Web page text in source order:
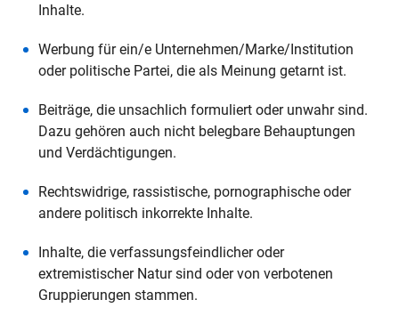
Inhalte.
Werbung für ein/e Unternehmen/Marke/Institution
oder politische Partei, die als Meinung getarnt ist.
Beiträge, die unsachlich formuliert oder unwahr sind.
Dazu gehören auch nicht belegbare Behauptungen
und Verdächtigungen.
Rechtswidrige, rassistische, pornographische oder
andere politisch inkorrekte Inhalte.
Inhalte, die verfassungsfeindlicher oder
extremistischer Natur sind oder von verbotenen
Gruppierungen stammen.